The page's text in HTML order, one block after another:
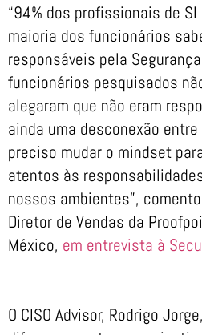
“94% dos profissionais de
maioria dos funcionários
responsáveis pela
funcionários pesquisados
alegaram que não eram
ainda uma desconexão
preciso mudar o mindset
atentos às
nossos ambientes”,
Diretor de Vendas da
México, em entrevista à
O CISO Advisor, Rodrigo